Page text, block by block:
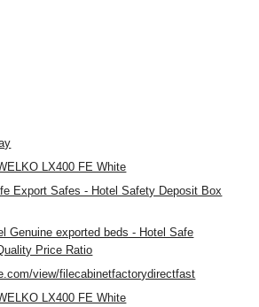
LX400 FE White
Export Safes - Hotel Safety Deposit Box
Genuine exported beds - Hotel Safe
Price Ratio
view/filecabinetfactorydirectfast
LX400 FE White